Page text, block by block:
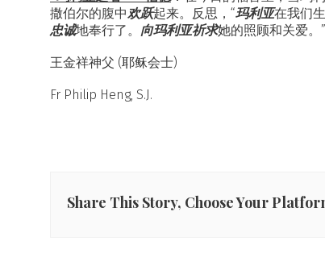
撒伯尔的腹中欢跃起来。反思，“玛利亚在我们
忠诚地奉行了。 向玛利亚祈求她的照顾和关爱。”
王金祥神父 (耶稣会士)
Fr Philip Heng, S.J.
Share This Story, Choose Your